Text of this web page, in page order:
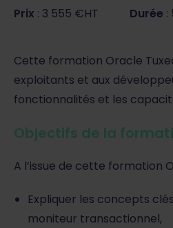
Prix : 3 555 €HT Durée :
Cette formation Oracle
exploitants et aux
fonctionnalités et les
Objectifs de la
A l’issue de cette formation
Expliquer les concepts
moniteur transactionnel,